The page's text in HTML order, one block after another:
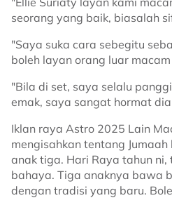
seorang yang baik, biasalah
"Saya suka cara sebegitu
boleh layan orang luar
"Bila di set, saya selalu
emak, saya sangat hormat
Iklan raya Astro 2025 Lain
mengisahkan tentang
anak tiga. Hari Raya tahun ni,
bahaya. Tiga anaknya bawa
dengan tradisi yang baru.